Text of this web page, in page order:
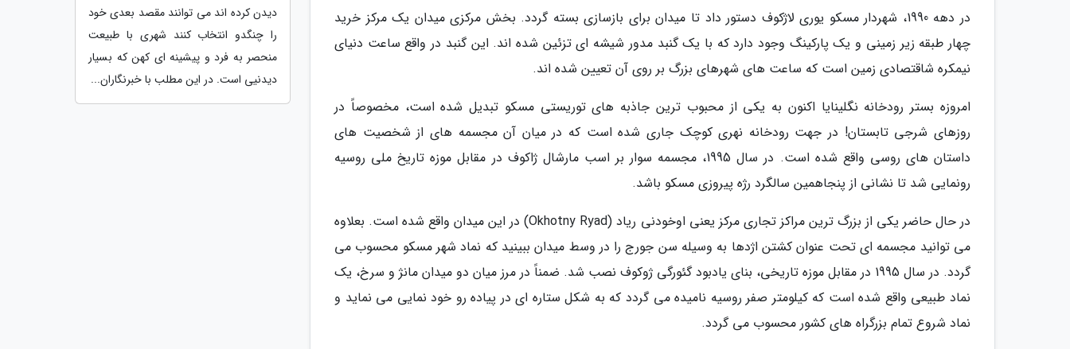
در دهه 1990، شهردار مسکو یوری لاژکوف دستور داد تا میدان برای بازسازی بسته گردد. بخش مرکزی میدان یک مرکز خرید
چهار طبقه زیر زمینی و یک پارکینگ وجود دارد که با یک گنبد مدور شیشه ای تزئین شده اند. این گنبد در واقع ساعت دنیای
نیمکره شاقتصادی زمین است که ساعت های شهرهای بزرگ بر روی آن تعیین شده اند.
امروزه بستر رودخانه نگلینایا اکنون به یکی از محبوب ترین جاذبه های توریستی مسکو تبدیل شده است، مخصوصاً در
روزهای شرجی تابستان! در جهت رودخانه نهری کوچک جاری شده است که در میان آن مجسمه های از شخصیت های
داستان های روسی واقع شده است. در سال 1995، مجسمه سوار بر اسب مارشال ژاکوف در مقابل موزه تاریخ ملی روسیه
رونمایی شد تا نشانی از پنجاهمین سالگرد رژه پیروزی مسکو باشد.
در حال حاضر یکی از بزرگ ترین مراکز تجاری مرکز یعنی اوخودنی ریاد (Okhotny Ryad) در این میدان واقع شده است. بعلاوه
می توانید مجسمه ای تحت عنوان کشتن اژدها به وسیله سن جورج را در وسط میدان ببینید که نماد شهر مسکو محسوب می
گردد. در سال 1995 در مقابل موزه تاریخی، بنای یادبود گئورگی ژوکوف نصب شد. ضمناً در مرز میان دو میدان مانژ و سرخ، یک
نماد طبیعی واقع شده است که کیلومتر صفر روسیه نامیده می گردد که به شکل ستاره ای در پیاده رو خود نمایی می نماید و
نماد شروع تمام بزرگراه های کشور محسوب می گردد.
دیدن کرده اند می توانند مقصد بعدی خود
را چنگدو انتخاب کنند شهری با طبیعت
منحصر به فرد و پیشینه ای کهن که بسیار
دیدنیی است. در این مطلب با خبرنگاران...